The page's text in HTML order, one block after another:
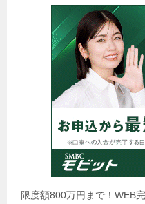
限度額800万円まで！WEB